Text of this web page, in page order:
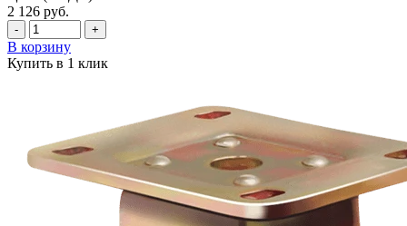
2 126 руб.
- +
В корзину
Купить в 1 клик